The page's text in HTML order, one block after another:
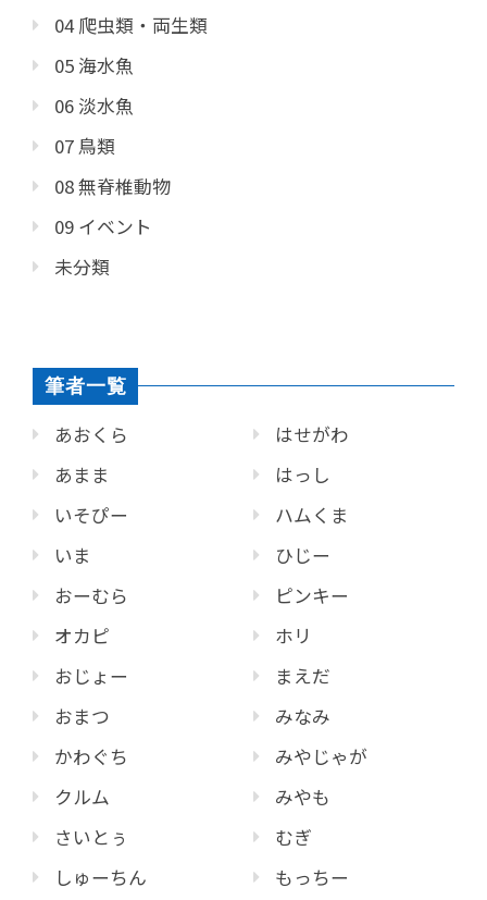
04 爬虫類・両生類
05 海水魚
06 淡水魚
07 鳥類
08 無脊椎動物
09 イベント
未分類
筆者一覧
あおくら
あまま
いそぴー
いま
おーむら
オカピ
おじょー
おまつ
かわぐち
クルム
さいとぅ
しゅーちん
はせがわ
はっし
ハムくま
ひじー
ピンキー
ホリ
まえだ
みなみ
みやじゃが
みやも
むぎ
もっちー